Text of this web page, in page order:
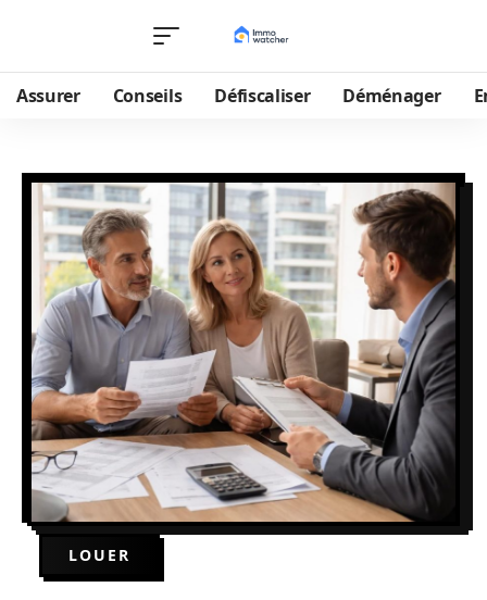
Assurer Conseils Défiscaliser Déménager
LOUER